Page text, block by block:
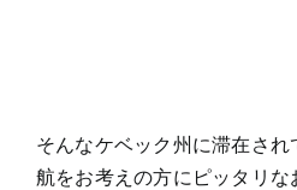
そんなケベック州に滞在さ
航をお考えの方にピッタリな